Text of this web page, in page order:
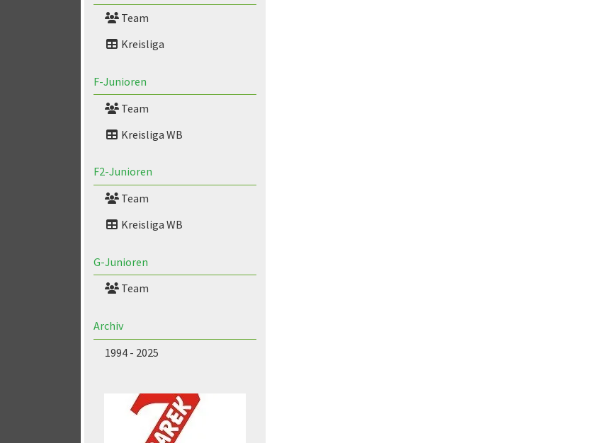
Team
Kreisliga
F-Junioren
Team
Kreisliga WB
F2-Junioren
Team
Kreisliga WB
G-Junioren
Team
Archiv
1994 - 2025